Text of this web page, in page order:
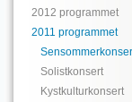
2012 programmet
2011 programmet
Solistkonsert
Kystkulturkonsert